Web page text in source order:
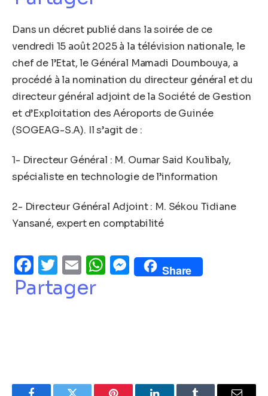
Dans un décret publié dans la soirée de ce
vendredi 15 août 2025 à la télévision nationale, le
chef de l’Etat, le Général Mamadi Doumbouya, a
procédé à la nomination du directeur général et du
directeur général adjoint de la Société de Gestion
et d’Exploitation des Aéroports de Guinée
(SOGEAG-S.A). Il s’agit de :
1- Directeur Général : M. Oumar Said Koulibaly,
spécialiste en technologie de l’information
2- Directeur Général Adjoint : M. Sékou Tidiane
Yansané, expert en comptabilité
Facebook
Twitter
EmailWhatsApp
Messenger
Share
Partager